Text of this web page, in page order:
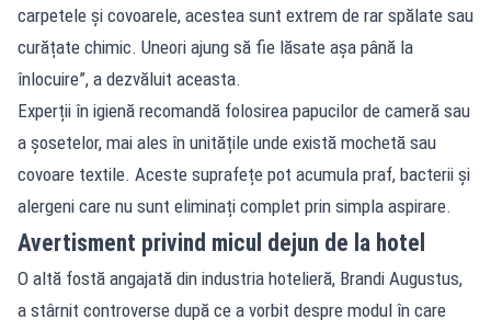
carpetele și covoarele, acestea sunt extrem de rar spălate sau
curățate chimic. Uneori ajung să fie lăsate așa până la
înlocuire”, a dezvăluit aceasta.
Experții în igienă recomandă folosirea papucilor de cameră sau
a șosetelor, mai ales în unitățile unde există mochetă sau
covoare textile. Aceste suprafețe pot acumula praf, bacterii și
alergeni care nu sunt eliminați complet prin simpla aspirare.
Avertisment privind micul dejun de la hotel
O altă fostă angajată din industria hotelieră, Brandi Augustus,
a stârnit controverse după ce a vorbit despre modul în care